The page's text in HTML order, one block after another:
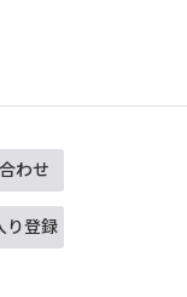
わせ
り登録